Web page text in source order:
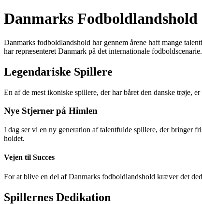
Danmarks Fodboldlandshold
Danmarks fodboldlandshold har gennem årene haft mange
har repræsenteret Danmark på det internationale fodboldscenarie.
Legendariske Spillere
En af de mest ikoniske spillere, der har båret den danske trøje,
Nye Stjerner på Himlen
I dag ser vi en ny generation af talentfulde spillere, der bringer
holdet.
Vejen til Succes
For at blive en del af Danmarks fodboldlandshold kræver det
Spillernes Dedikation